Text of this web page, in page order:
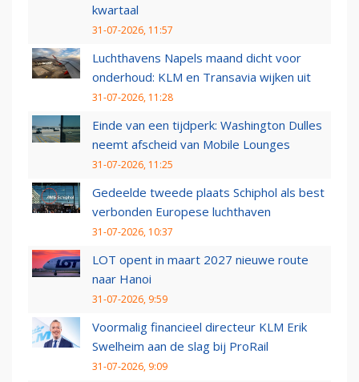
kwartaal
31-07-2026, 11:57
Luchthavens Napels maand dicht voor
onderhoud: KLM en Transavia wijken uit
31-07-2026, 11:28
Einde van een tijdperk: Washington Dulles
neemt afscheid van Mobile Lounges
31-07-2026, 11:25
Gedeelde tweede plaats Schiphol als best
verbonden Europese luchthaven
31-07-2026, 10:37
LOT opent in maart 2027 nieuwe route
naar Hanoi
31-07-2026, 9:59
Voormalig financieel directeur KLM Erik
Swelheim aan de slag bij ProRail
31-07-2026, 9:09